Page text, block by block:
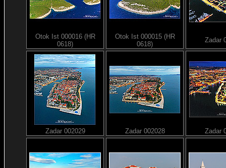
Otok Ist 000016 (HR
0618)
Otok Ist 000015 (HR
0618)
Zadar
Zadar 002029 Zadar 002028 Zadar